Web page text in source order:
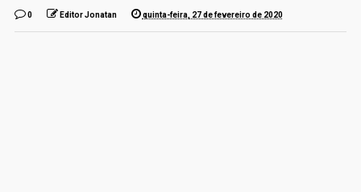
0 Editor Jonatan quinta-feira, 27 de fevereiro de 2020